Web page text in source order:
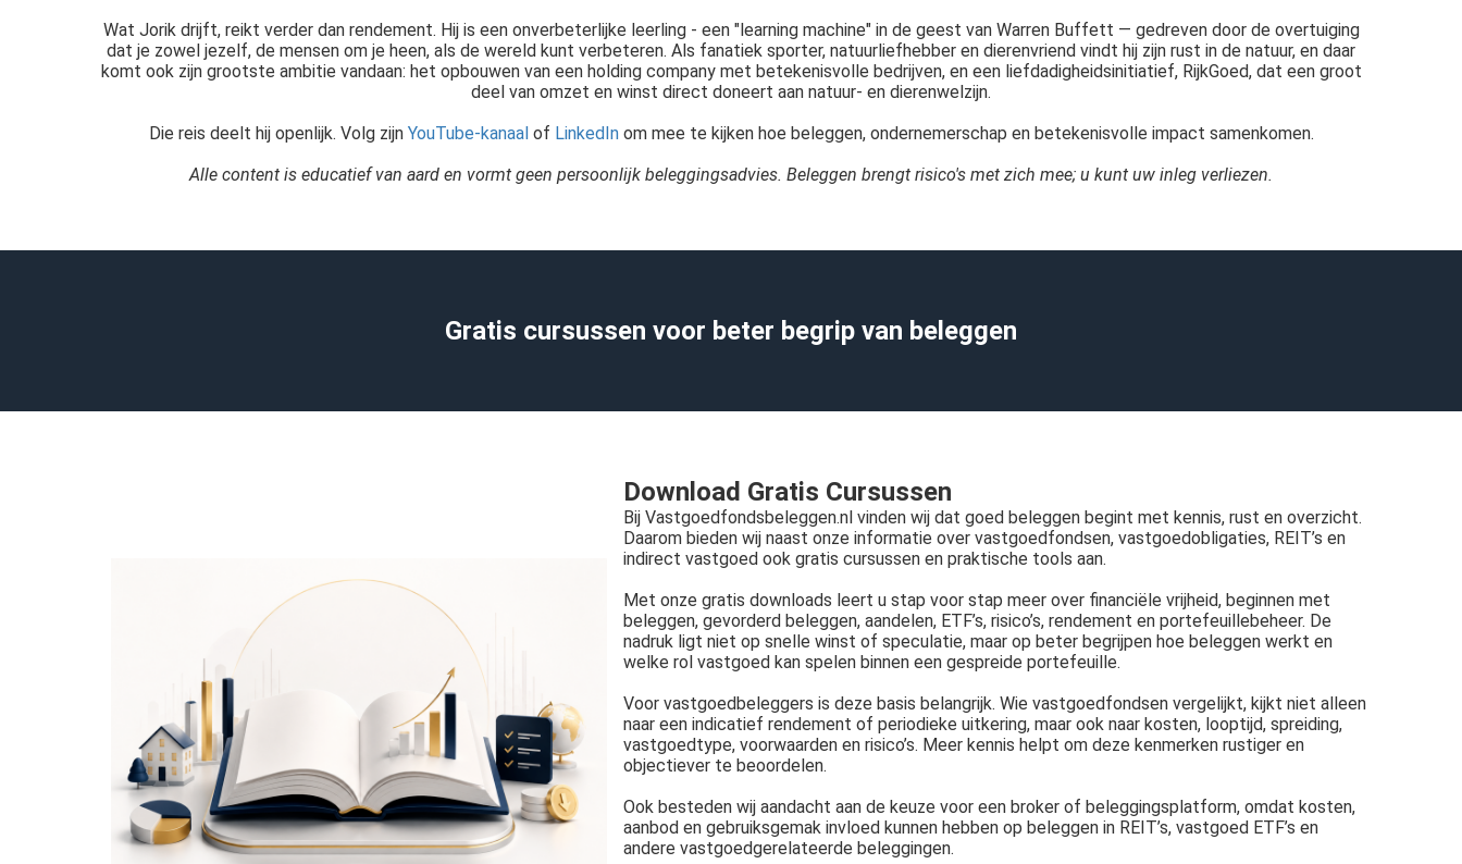
Wat Jorik drijft, reikt verder dan rendement. Hij is een onverbeterlijke leerling - een "learning machine" in de geest van Warren Buffett — gedreven door de overtuiging
dat je zowel jezelf, de mensen om je heen, als de wereld kunt verbeteren. Als fanatiek sporter, natuurliefhebber en dierenvriend vindt hij zijn rust in de natuur, en daar
komt ook zijn grootste ambitie vandaan: het opbouwen van een holding company met betekenisvolle bedrijven, en een liefdadigheidsinitiatief, RijkGoed, dat een groot
deel van omzet en winst direct doneert aan natuur- en dierenwelzijn.
Die reis deelt hij openlijk. Volg zijn YouTube-kanaalof LinkedIn om mee te kijken hoe beleggen, ondernemerschap en betekenisvolle impact samenkomen.
Alle content is educatief van aard en vormt geen persoonlijk beleggingsadvies. Beleggen brengt risico's met zich mee; u kunt uw inleg verliezen.
Gratis cursussen voor beter begrip van beleggen
Download Gratis Cursussen
Bij Vastgoedfondsbeleggen.nl vinden wij dat goed beleggen begint met kennis, rust en overzicht.
Daarom bieden wij naast onze informatie over vastgoedfondsen, vastgoedobligaties, REIT’s en
indirect vastgoed ook gratis cursussen en praktische tools aan.
Met onze gratis downloads leert u stap voor stap meer over financiële vrijheid, beginnen met
beleggen, gevorderd beleggen, aandelen, ETF’s, risico’s, rendement en portefeuillebeheer. De
nadruk ligt niet op snelle winst of speculatie, maar op beter begrijpen hoe beleggen werkt en
welke rol vastgoed kan spelen binnen een gespreide portefeuille.
Voor vastgoedbeleggers is deze basis belangrijk. Wie vastgoedfondsen vergelijkt, kijkt niet alleen
naar een indicatief rendement of periodieke uitkering, maar ook naar kosten, looptijd, spreiding,
vastgoedtype, voorwaarden en risico’s. Meer kennis helpt om deze kenmerken rustiger en
objectiever te beoordelen.
Ook besteden wij aandacht aan de keuze voor een broker of beleggingsplatform, omdat kosten,
aanbod en gebruiksgemak invloed kunnen hebben op beleggen in REIT’s, vastgoed ETF’s en
andere vastgoedgerelateerde beleggingen.